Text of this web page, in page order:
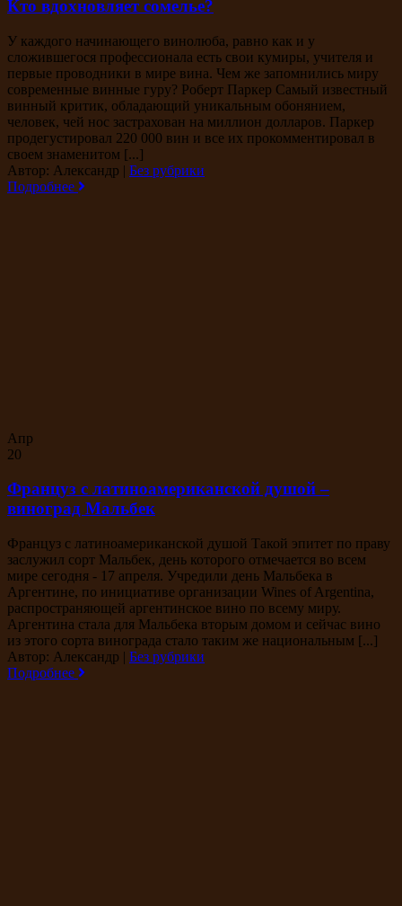
Кто вдохновляет сомелье?
У каждого начинающего винолюба, равно как и у
сложившегося профессионала есть свои кумиры, учителя и
первые проводники в мире вина. Чем же запомнились миру
современные винные гуру? Роберт Паркер Самый известный
винный критик, обладающий уникальным обонянием,
человек, чей нос застрахован на миллион долларов. Паркер
продегустировал 220 000 вин и все их прокомментировал в
своем знаменитом [...]
Автор: Александр | Без рубрики
Подробнее
Апр
20
Француз с латиноамериканской душой –
виноград Мальбек
Француз с латиноамериканской душой Такой эпитет по праву
заслужил сорт Мальбек, день которого отмечается во всем
мире сегодня - 17 апреля. Учредили день Мальбека в
Аргентине, по инициативе организации Wines of Argentina,
распространяющей аргентинское вино по всему миру.
Аргентина стала для Мальбека вторым домом и сейчас вино
из этого сорта винограда стало таким же национальным [...]
Автор: Александр | Без рубрики
Подробнее